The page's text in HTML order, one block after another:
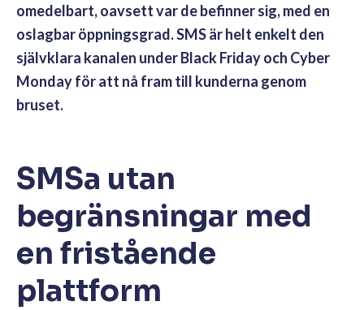
omedelbart, oavsett var de befinner sig, med en
oslagbar öppningsgrad. SMS är helt enkelt den
självklara kanalen under Black Friday och Cyber
Monday för att nå fram till kunderna genom
bruset.
SMSa utan
begränsningar med
en fristående
plattform